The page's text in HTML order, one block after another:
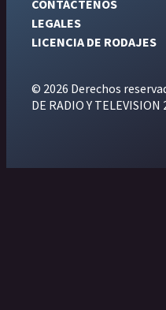
CONTÁCTENOS
LEGALES
LICENCIA DE RODAJES
© 2026 Derechos
DE RADIO Y TELEVISION